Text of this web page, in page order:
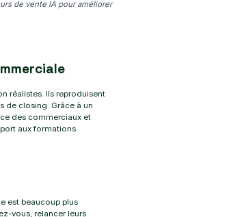
de vente IA pour améliorer
réalistes. Ils reproduisent
de closing. Grâce à un
des commerciaux et
aux formations
est beaucoup plus
vous, relancer leurs